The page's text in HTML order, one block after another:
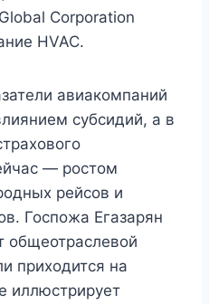
Corporation
HVAC.
авиакомпаний
субсидий, а в
— ростом
рейсов и
Госпожа Егазарян
общеотраслевой
приходится на
иллюстрирует